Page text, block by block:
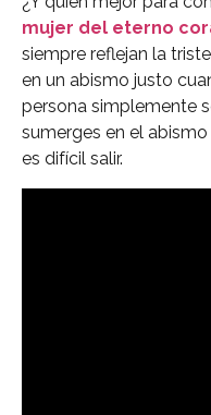
mujer del eterno
siempre reflejan la
en un abismo justo
persona simplemente
sumerges en el
es difícil salir.